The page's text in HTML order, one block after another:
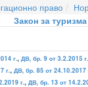
право
Закон за туризма
г., ДВ, бр. 9 от 3.2.2015 г.
г., ДВ, бр. 85 от 24.10.2017
г., ДВ, бр. 13 от